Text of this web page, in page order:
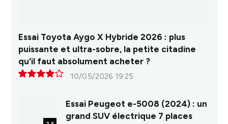
Essai Toyota Aygo X Hybride 2026 : plus
puissante et ultra-sobre, la petite citadine
qu'il faut absolument acheter ?
10/05/2026 19:25
Essai Peugeot e-5008 (2024) : un
grand SUV électrique 7 places